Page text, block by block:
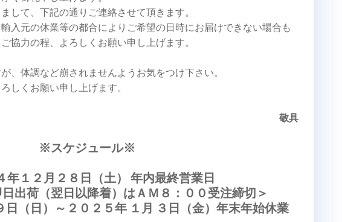
して、下記の通りご連絡させて頂きます。
入元の休業等の都合によりご希望の日時にお届けできない場合も
協力の程、よろしくお願い申し上げます。
、体調など崩されませんようお気をつけ下さい。
しくお願い申し上げます。
敬具
※スケジュール※
年１２月２８日（土） 年内最終営業日
出荷（翌日以降着）はＡＭ８：００受注締切＞
日（日）～２０２５年 １月 ３日（金）年末年始休業